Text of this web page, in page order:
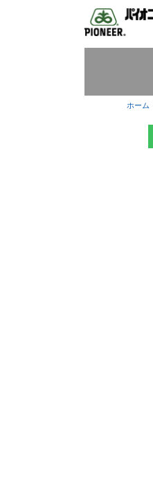
ホーム